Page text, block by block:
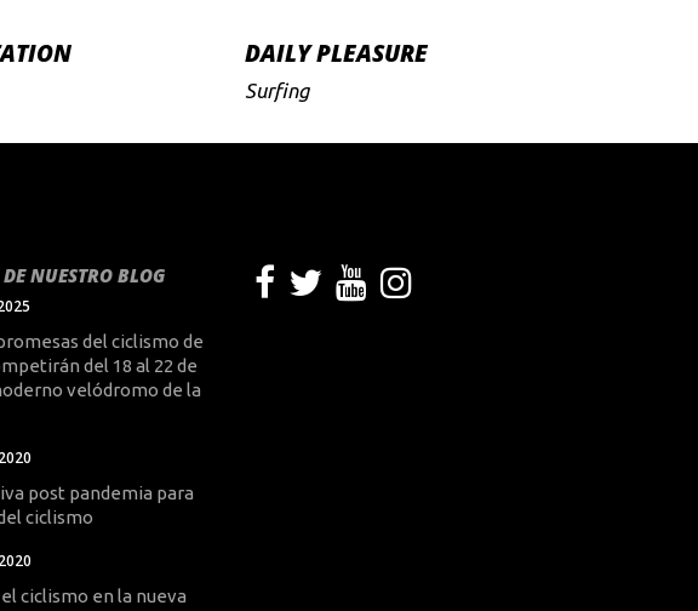
DAILY PLEASURE
Surfing
NUESTRO BLOG
del ciclismo de
del 18 al 22 de
velódromo de la
post pandemia para
ciclismo
ciclismo en la nueva